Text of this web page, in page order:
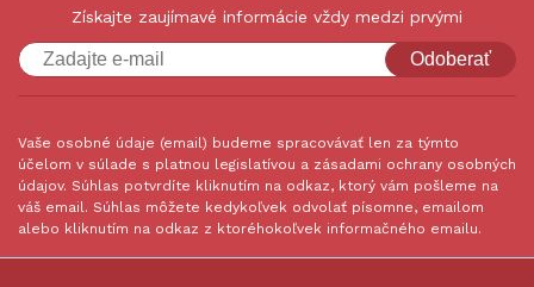
Získajte zaujímavé informácie vždy medzi prvými
Odoberať
Vaše osobné údaje (email) budeme spracovávať len za týmto
účelom v súlade s platnou legislatívou a zásadami ochrany osobných
údajov. Súhlas potvrdíte kliknutím na odkaz, ktorý vám pošleme na
váš email. Súhlas môžete kedykoľvek odvolať písomne, emailom
alebo kliknutím na odkaz z ktoréhokoľvek informačného emailu.